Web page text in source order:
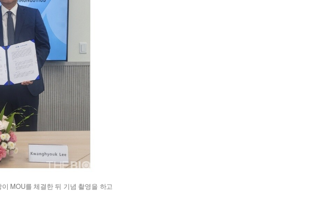
MOU를 체결한 뒤 기념 촬영을 하고